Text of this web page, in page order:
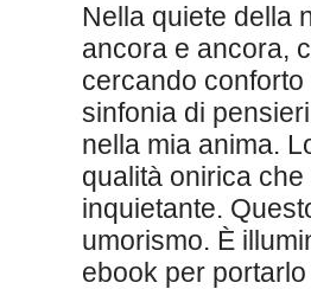
Nella quiete della
ancora e ancora,
cercando
sinfonia di
nella mia anima.
qualità onirica
inquietante.
umorismo. È
ebook per